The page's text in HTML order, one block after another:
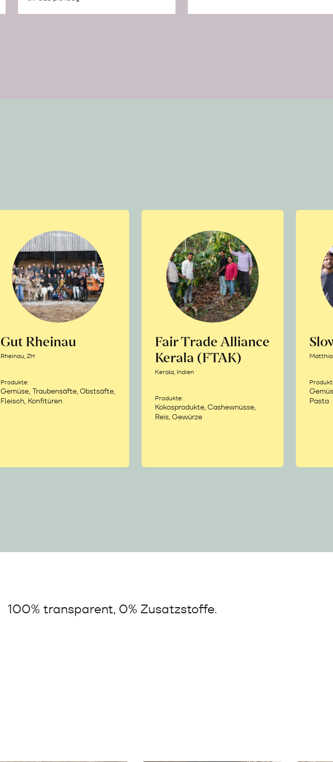
Warenkorb
Gut Rheinau
Rheinau, ZH
Produkte:
Gemüse, Traubensäfte, Obstsäfte,
Fleisch, Konfitüren
Fair Trade Alliance
Kerala (FTAK)
Kerala, Indien
Produkte:
Kokosprodukte, Cashewnüsse,
Reis, Gewürze
Pasta
100% transparent, 0% Zusatzstoffe.